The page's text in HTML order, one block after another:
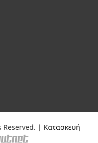
Reserved. | Κατασκευή